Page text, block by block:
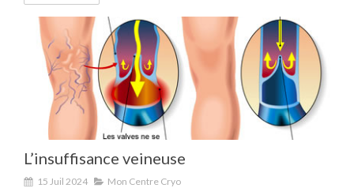
L’insuffisance veineuse
15 Juil 2024 Mon Centre Cryo